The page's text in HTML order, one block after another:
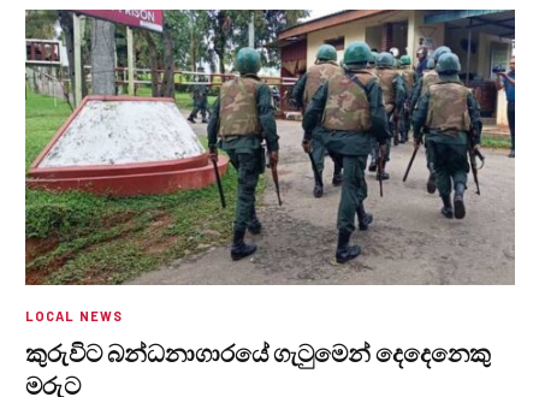
LOCAL NEWS
කුරුවිට බන්ධනාගාරයේ ගැටුමෙන් දෙදෙනෙකු
මරුට